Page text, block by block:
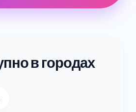
в городах